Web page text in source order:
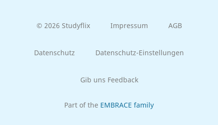
© 2026 Studyflix Impressum AGB
Datenschutz Datenschutz-Einstellungen
Gib uns Feedback
Part of the EMBRACE family